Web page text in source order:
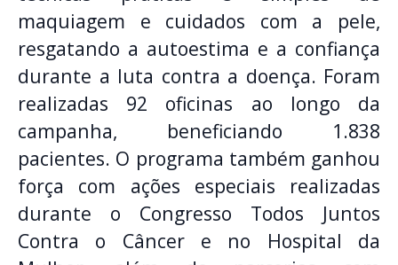
maquiagem e cuidados com a pele,
resgatando a autoestima e a confiança
durante a luta contra a doença. Foram
realizadas 92 oficinas ao longo da
campanha, beneficiando 1.838
pacientes. O programa também ganhou
força com ações especiais realizadas
durante o Congresso Todos Juntos
Contra o Câncer e no Hospital da